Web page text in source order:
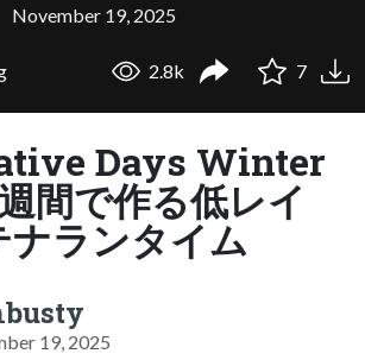
November 19, 2025
2.8k 7
Days Winter
間で作る低レイ
ナランタイム
19, 2025